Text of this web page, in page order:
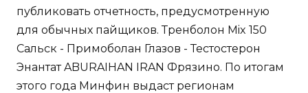
публиковать отчетность, предусмотренную
для обычных пайщиков. Тренболон Mix 150
Сальск - Примоболан Глазов - Тестостерон
Энантат ABURAIHAN IRAN Фрязино. По итогам
этого года Минфин выдаст регионам